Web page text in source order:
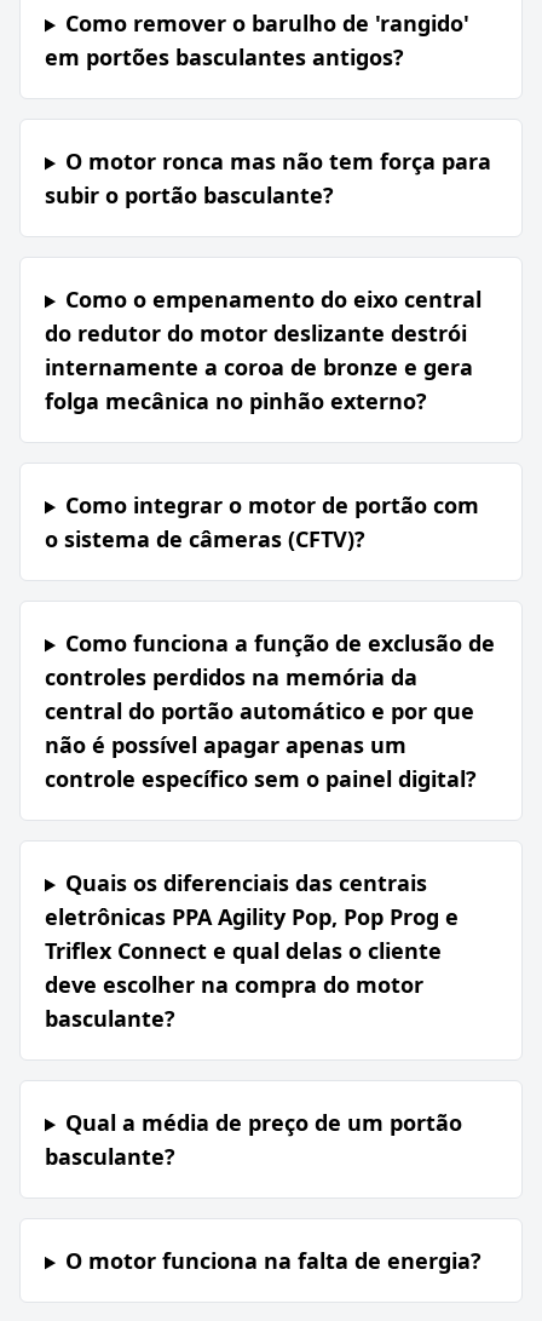
Como remover o barulho de 'rangido'
em portões basculantes antigos?
O motor ronca mas não tem força para
subir o portão basculante?
Como o empenamento do eixo central
do redutor do motor deslizante destrói
internamente a coroa de bronze e gera
folga mecânica no pinhão externo?
Como integrar o motor de portão com
o sistema de câmeras (CFTV)?
Como funciona a função de exclusão de
controles perdidos na memória da
central do portão automático e por que
não é possível apagar apenas um
controle específico sem o painel digital?
Quais os diferenciais das centrais
eletrônicas PPA Agility Pop, Pop Prog e
Triflex Connect e qual delas o cliente
deve escolher na compra do motor
basculante?
Qual a média de preço de um portão
basculante?
O motor funciona na falta de energia?